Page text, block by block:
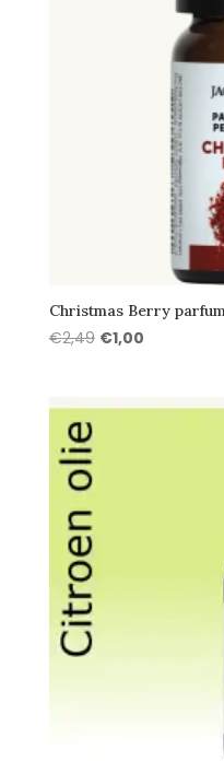
Christmas Berry
€2,49 Oorspronkelijke
€2,49.
€1,00Huidige
€1,00.